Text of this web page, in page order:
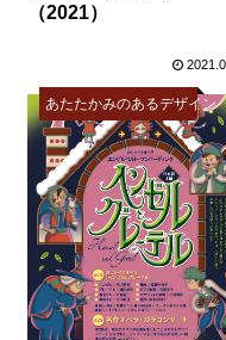
（2021）
あたたかみのあるデザイン